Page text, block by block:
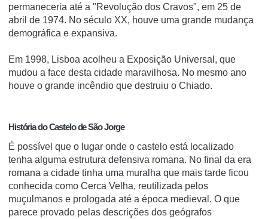
permaneceria até a "Revolução dos Cravos", em 25 de
abril de 1974. No século XX, houve uma grande mudança
demográfica e expansiva.
Em 1998, Lisboa acolheu a Exposição Universal, que
mudou a face desta cidade maravilhosa. No mesmo ano
houve o grande incêndio que destruiu o Chiado.
História do Castelo de São Jorge
É possível que o lugar onde o castelo está localizado
tenha alguma estrutura defensiva romana. No final da era
romana a cidade tinha uma muralha que mais tarde ficou
conhecida como Cerca Velha, reutilizada pelos
muçulmanos e prologada até a época medieval. O que
parece provado pelas descrições dos geógrafos